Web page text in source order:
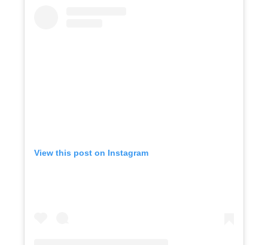
View this post on Instagram